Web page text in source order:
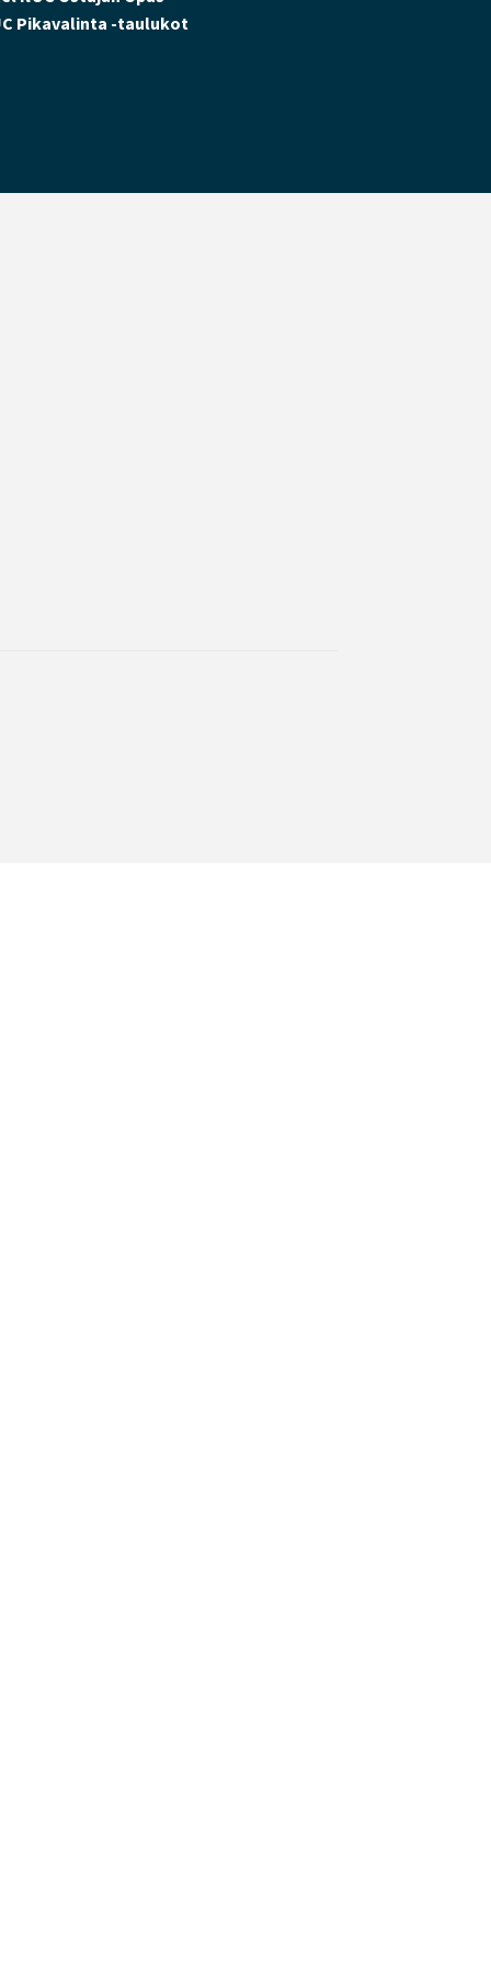
Pikavalinta -taulukot